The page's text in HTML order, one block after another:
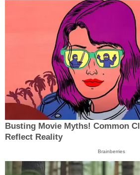
Busting Movie Myths! Common
Reflect Reality
Brainberries